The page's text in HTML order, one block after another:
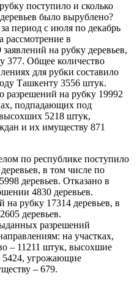
поступило и сколько
было вырублено?
период с июля по декабрь
рассмотрение в
на рубку деревьев,
377. Общее количество
для рубки составило
Ташкенту 3556 штук.
разрешений на рубку 19992
подпадающих под
высохших 5218 штук,
и их имуществу 871
по республике поступило
в том числе по
деревьев. Отказано в
4830 деревьев.
рубку 17314 деревьев, в
деревьев.
разрешений
на участках,
– 11211 штук, высохшие
5424, угрожающие
– 679.